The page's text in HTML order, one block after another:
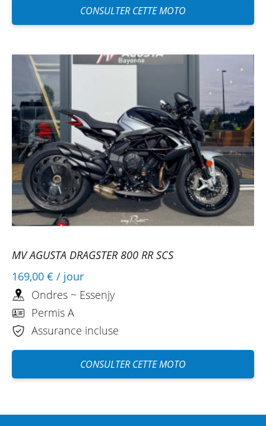
CONSULTER CETTE MOTO
MV AGUSTA DRAGSTER 800 RR SCS
169,00 € / jour
Ondres ~ Essenjy
Permis A
Assurance incluse
CONSULTER CETTE MOTO